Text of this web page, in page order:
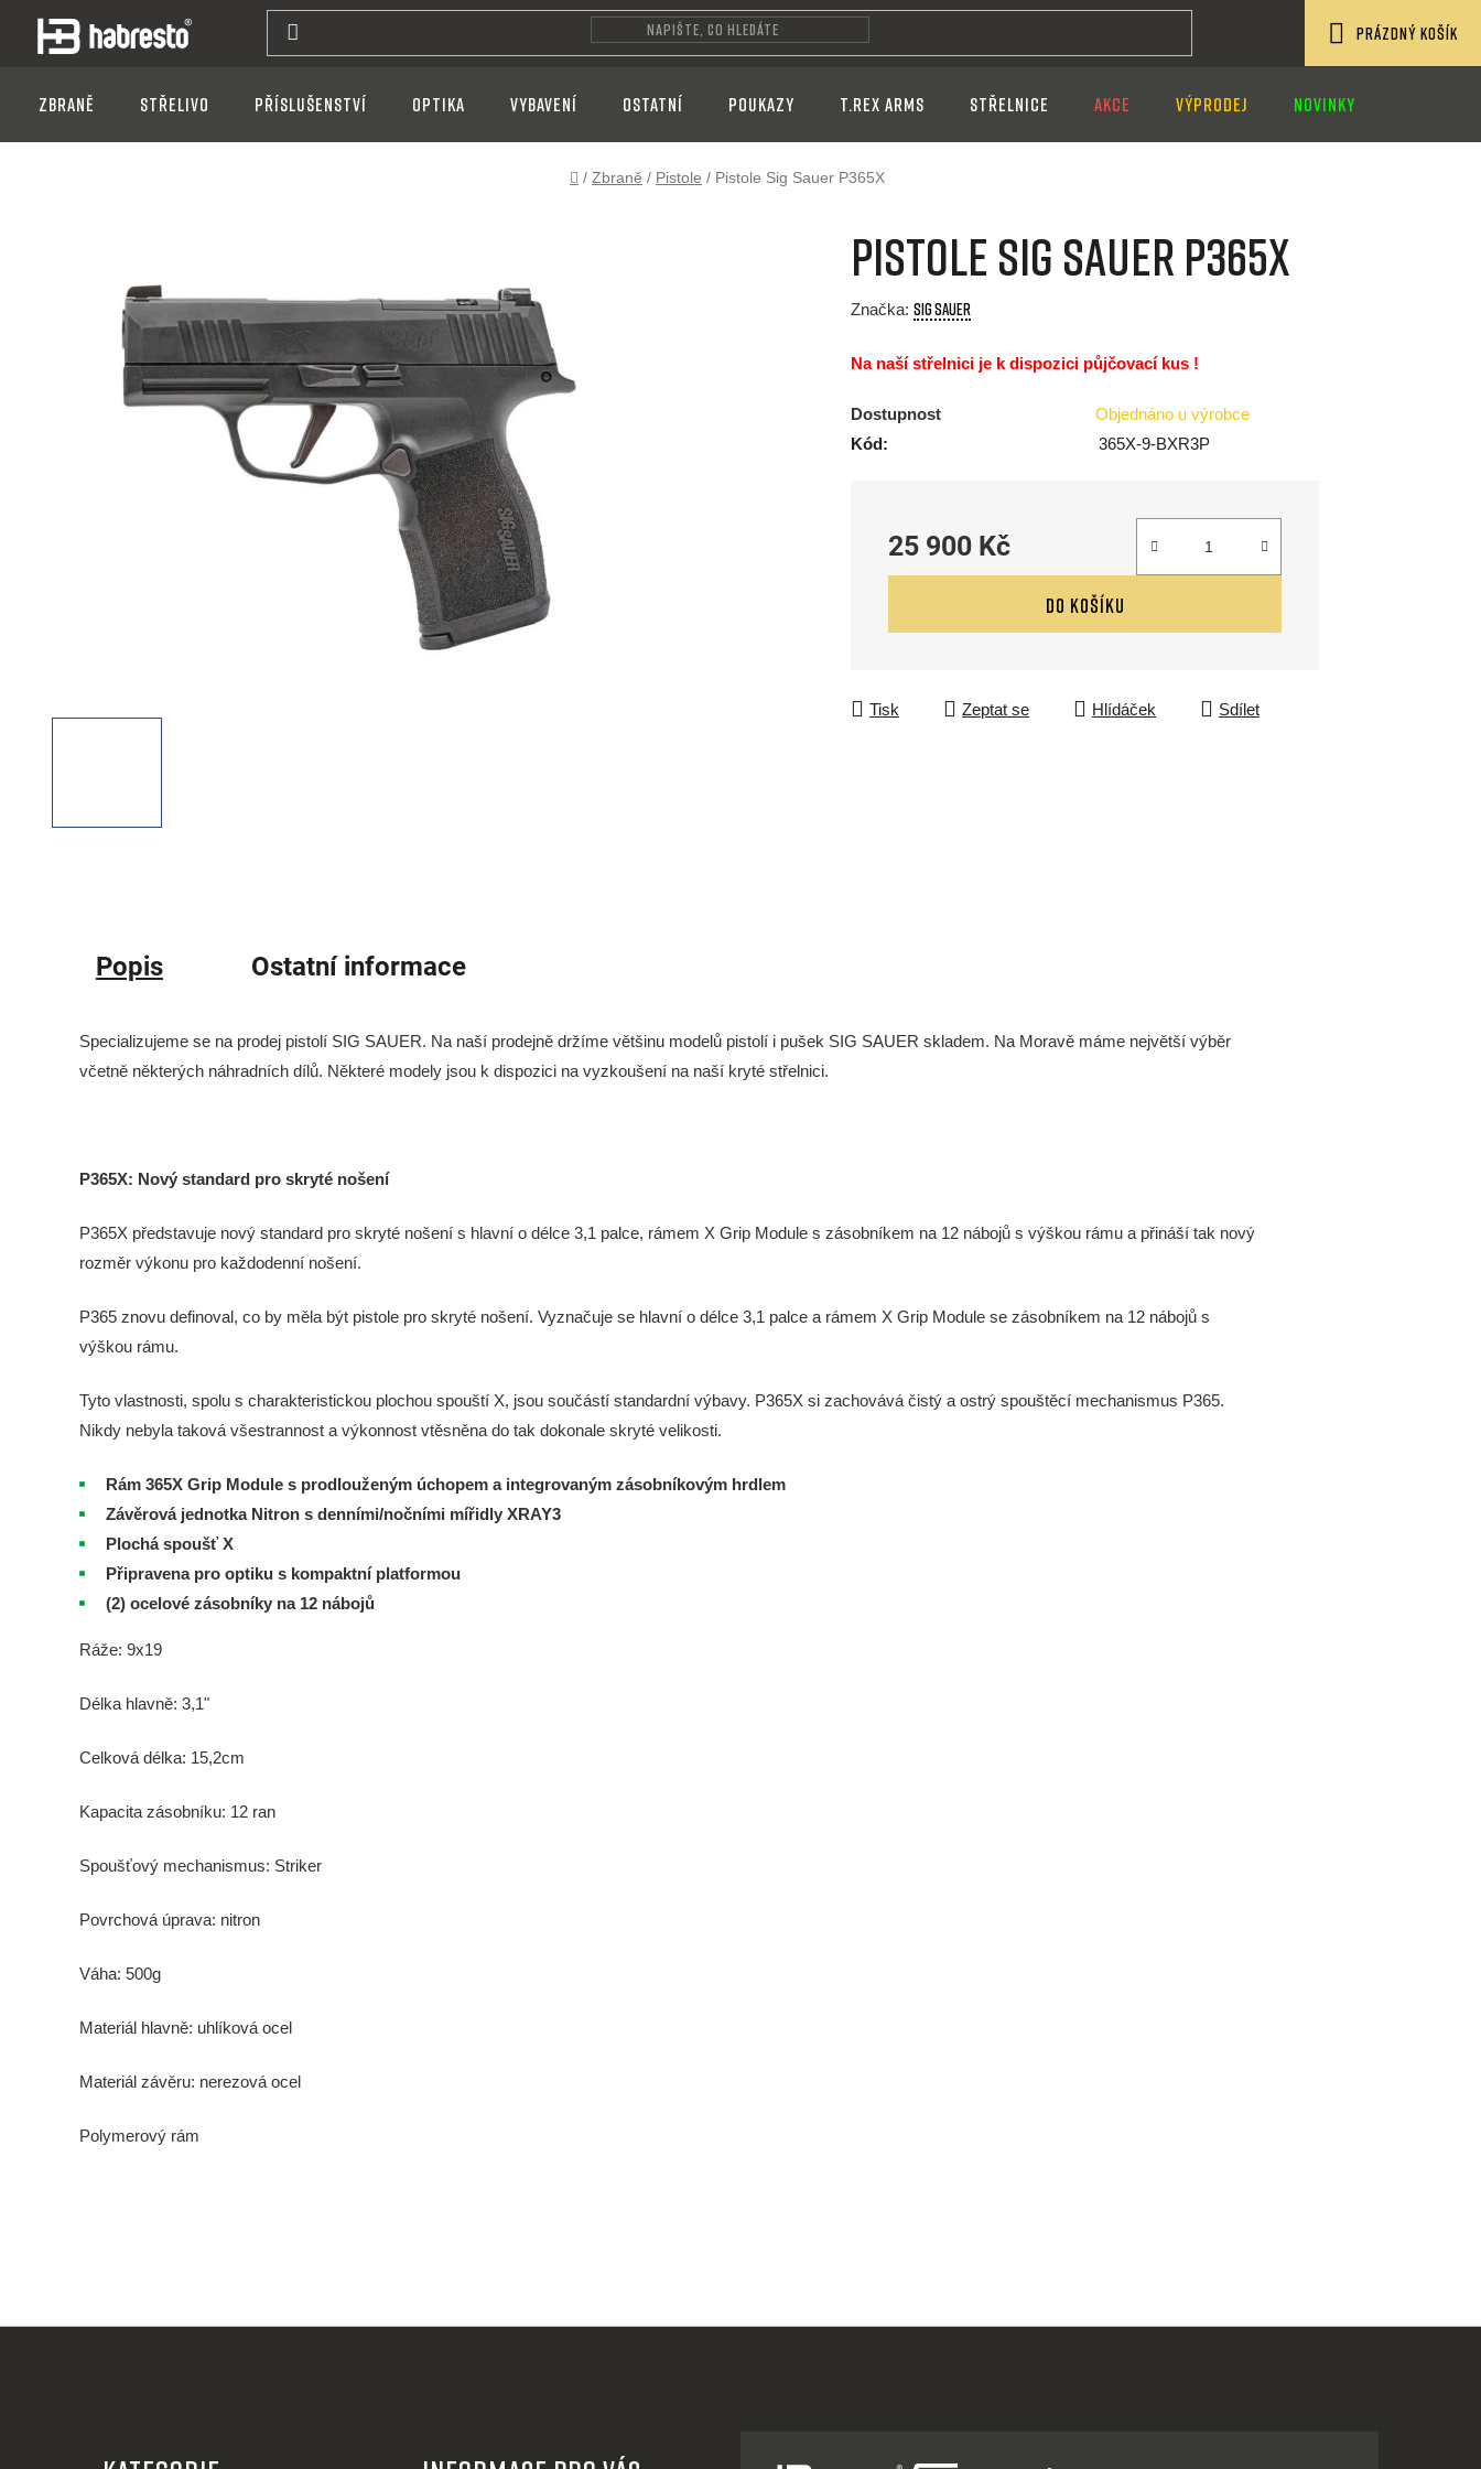
obsah
KOŠÍK
PRÁZDNÝ KOŠÍK
Zbraně Střelivo Příslušenství Optika VYBAVENÍ OSTATNÍ POUKAZY T.REX ARMS STŘELNICE AKCE VÝPRODEJ NOVINKY
Domů
/ Zbraně / Pistole / Pistole Sig Sauer P365X
Pistole Sig Sauer P365X
Značka: SIG SAUER
Na naší střelnici je k dispozici půjčovací kus !
Dostupnost
Objednáno u výrobce
Kód:
365X-9-BXR3P
25 900 Kč
Měrná cena:
DO KOŠÍKU
Tisk Zeptat se Hlídáček Sdílet
Popis Ostatní informace
Specializujeme se na prodej pistolí SIG SAUER. Na naší prodejně držíme většinu modelů pistolí i pušek SIG SAUER skladem. Na Moravě máme největší výběr
včetně některých náhradních dílů. Některé modely jsou k dispozici na vyzkoušení na naší kryté střelnici.
P365X: Nový standard pro skryté nošení
P365X představuje nový standard pro skryté nošení s hlavní o délce 3,1 palce, rámem X Grip Module s zásobníkem na 12 nábojů s výškou rámu a přináší tak nový
rozměr výkonu pro každodenní nošení.
P365 znovu definoval, co by měla být pistole pro skryté nošení. Vyznačuje se hlavní o délce 3,1 palce a rámem X Grip Module se zásobníkem na 12 nábojů s
výškou rámu.
Tyto vlastnosti, spolu s charakteristickou plochou spouští X, jsou součástí standardní výbavy. P365X si zachovává čistý a ostrý spouštěcí mechanismus P365.
Nikdy nebyla taková všestrannost a výkonnost vtěsněna do tak dokonale skryté velikosti.
Rám 365X Grip Module s prodlouženým úchopem a integrovaným zásobníkovým hrdlem
Závěrová jednotka Nitron s denními/nočními mířidly XRAY3
Plochá spoušť X
Připravena pro optiku s kompaktní platformou
(2) ocelové zásobníky na 12 nábojů
Ráže: 9x19
Délka hlavně: 3,1"
Celková délka: 15,2cm
Kapacita zásobníku: 12 ran
Spoušťový mechanismus: Striker
Povrchová úprava: nitron
Váha: 500g
Materiál hlavně: uhlíková ocel
Materiál závěru: nerezová ocel
Polymerový rám